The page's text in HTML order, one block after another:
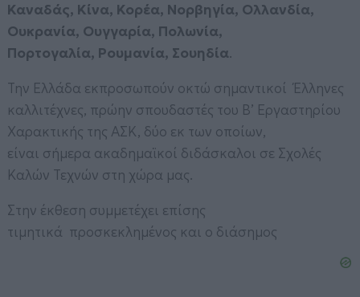
Καναδάς, Κίνα, Κορέα, Νορβηγία, Ολλανδία,
Ουκρανία, Ουγγαρία, Πολωνία,
Πορτογαλία, Ρουμανία, Σουηδία.
Την Ελλάδα εκπροσωπούν οκτώ σημαντικοί Έλληνες
καλλιτέχνες, πρώην σπουδαστές του Β’ Εργαστηρίου
Χαρακτικής της ΑΣΚ, δύο εκ των οποίων,
είναι σήμερα ακαδημαϊκοί διδάσκαλοι σε Σχολές
Καλών Τεχνών στη χώρα μας.
Στην έκθεση συμμετέχει επίσης
τιμητικά προσκεκλημένος και ο διάσημος